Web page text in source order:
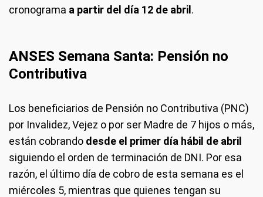
cronograma a partir del día 12 de abril .
ANSES Semana Santa: Pensión no
Contributiva
Los beneficiarios de Pensión no Contributiva (PNC)
por Invalidez, Vejez o por ser Madre de 7 hijos o más,
están cobrando desde el primer día hábil de abril
siguiendo el orden de terminación de DNI. Por esa
razón, el último día de cobro de esta semana es el
miércoles 5, mientras que quienes tengan su